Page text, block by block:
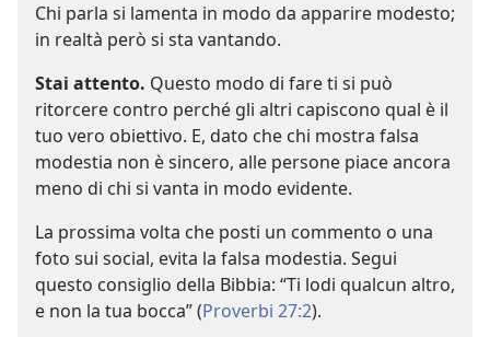
Chi parla si lamenta in modo da apparire modesto;
in realtà però si sta vantando.
Stai attento. Questo modo di fare ti si può
ritorcere contro perché gli altri capiscono qual è il
tuo vero obiettivo. E, dato che chi mostra falsa
modestia non è sincero, alle persone piace ancora
meno di chi si vanta in modo evidente.
La prossima volta che posti un commento o una
foto sui social, evita la falsa modestia. Segui
questo consiglio della Bibbia: “Ti lodi qualcun altro,
e non la tua bocca” (Proverbi 27:2).